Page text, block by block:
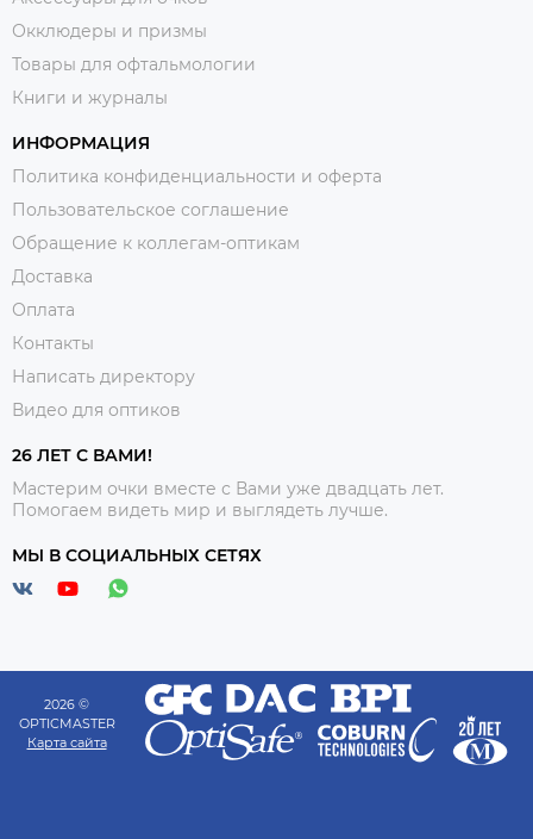
Окклюдеры и призмы
Товары для офтальмологии
Книги и журналы
ИНФОРМАЦИЯ
Политика конфиденциальности и оферта
Пользовательское соглашение
Обращение к коллегам-оптикам
Доставка
Оплата
Контакты
Написать директору
Видео для оптиков
26 ЛЕТ С ВАМИ!
Мастерим очки вместе с Вами уже двадцать лет.
Помогаем видеть мир и выглядеть лучше.
МЫ В СОЦИАЛЬНЫХ СЕТЯХ
2026 ©
OPTICMASTER
Карта сайта